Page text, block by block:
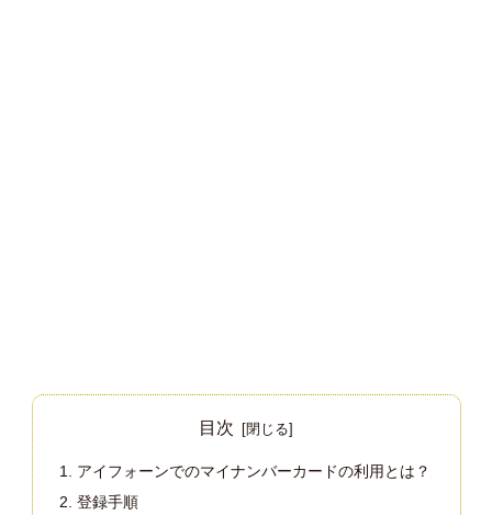
目次
アイフォーンでのマイナンバーカードの利用とは？
登録手順